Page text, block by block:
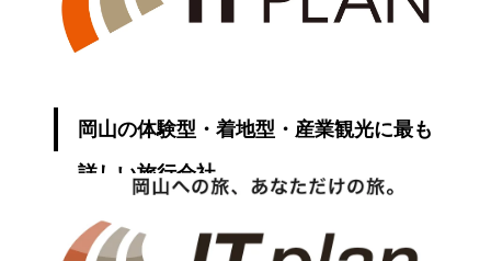
岡山の体験型・着地型・産業観光に最も
詳しい旅行会社